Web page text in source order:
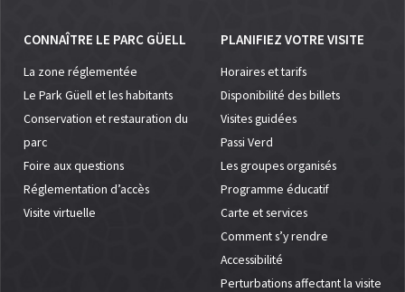
CONNAÎTRE LE PARC GÜELL
La zone réglementée
Le Park Güell et les habitants
Conservation et restauration du
parc
Foire aux questions
Réglementation d’accès
Visite virtuelle
PLANIFIEZ VOTRE VISITE
Horaires et tarifs
Disponibilité des billets
Visites guidées
Passi Verd
Les groupes organisés
Programme éducatif
Carte et services
Comment s’y rendre
Accessibilité
Perturbations affectant la visite